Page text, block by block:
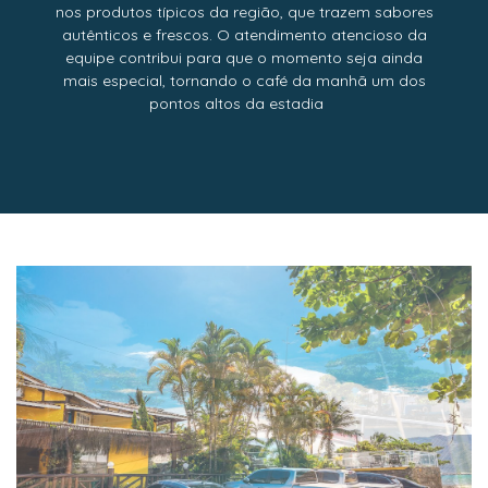
nos produtos típicos da região, que trazem sabores
autênticos e frescos. O atendimento atencioso da
equipe contribui para que o momento seja ainda
mais especial, tornando o café da manhã um dos
pontos altos da estadia